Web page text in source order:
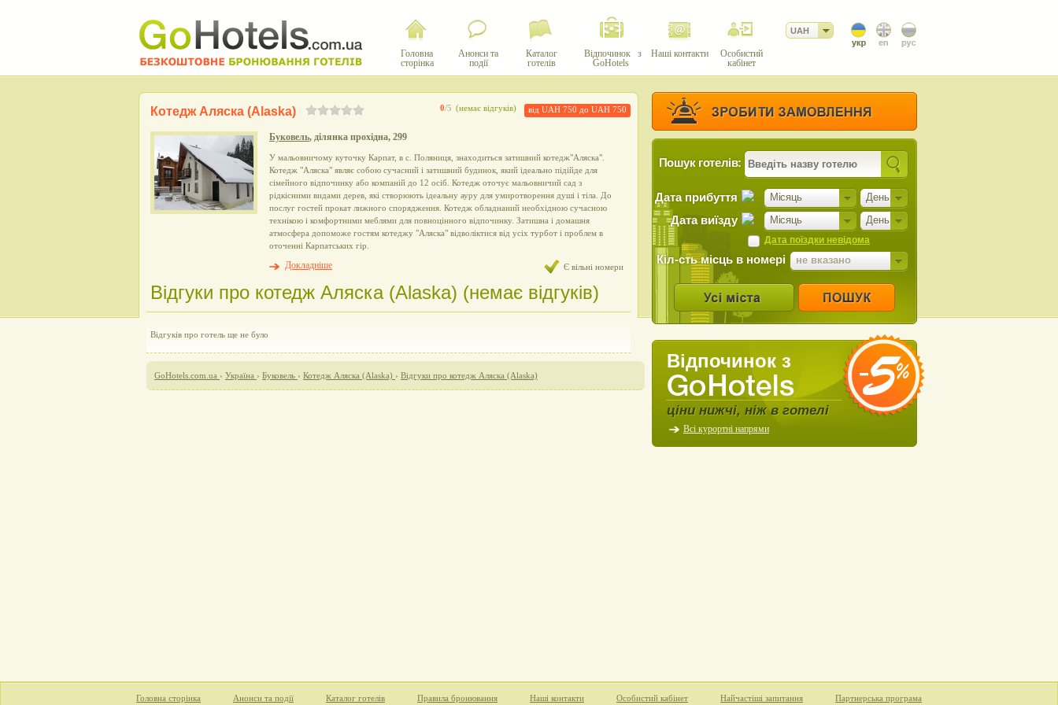
Головна
сторінка
Анонси та
події
Каталог
готелів
Відпочинок з
GoHotels
Наші контакти
Особистий
кабінет
UAH
0/5 (немає відгуків) від UAH 750 до UAH 750
Котедж Аляска (Alaska)
Буковель, ділянка прохідна, 299
У мальовничому куточку Карпат, в с. Поляниця, знаходиться затишний котедж"Аляска".
Котедж "Аляска" являє собою сучасний і затишний будинок, який ідеально підійде для
сімейного відпочинку або компаній до 12 осіб. Котедж оточує мальовничий сад з
рідкісними видами дерев, які створюють ідеальну ауру для умиротворення душі і тіла. До
послуг гостей прокат лижного спорядження. Котедж обладнаний необхідною сучасною
технікою і комфортними меблями для повноцінного відпочинку. Затишна і домашня
атмосфера допоможе гостям котеджу "Аляска" відволіктися від усіх турбот і проблем в
оточенні Карпатських гір.
Докладніше Є вільні номери
Відгуки про котедж Аляска (Alaska) (немає відгуків)
Відгуків про готель ще не було
GoHotels.com.ua › Україна › Буковель › Котедж Аляска (Alaska) › Відгуки про котедж Аляска (Alaska)
Пошук готелів:
Місяць День
Дата прибуття
Місяць День
Дата виїзду
Дата поїздки невідома
Кіл-сть місць в номері не вказано
Відпочинок з
ціни нижчі, ніж в готелі
Всі курортні напрями
Головна сторінка Анонси та події Каталог готелів Правила бронювання Наші контакти Особистий кабінет Найчастіші запитання Партнерська програма